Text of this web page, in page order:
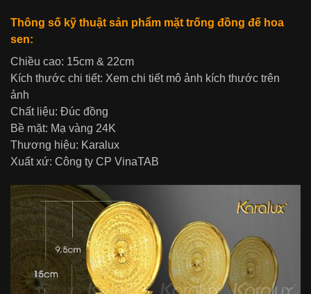
Thông số kỹ thuật sản phẩm mặt trống đồng đế hoa
sen:
Chiều cao: 15cm & 22cm
Kích thước chi tiết: Xem chi tiết mô ảnh kích thước trên
ảnh
Chất liệu: Đúc đồng
Bề mặt: Mạ vàng 24K
Thương hiệu: Karalux
Xuất xứ: Công ty CP VinaTAB